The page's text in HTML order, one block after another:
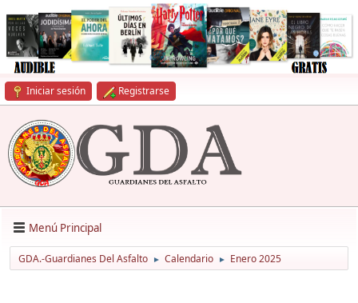
Iniciar sesión Registrarse
Menú Principal
GDA.-Guardianes Del Asfalto ► Calendario ► Enero 2025